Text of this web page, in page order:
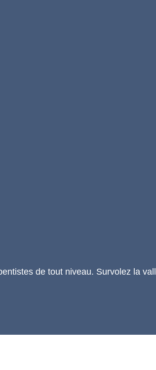
de tout niveau. Survolez la